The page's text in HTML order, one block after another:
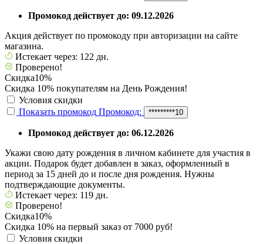
Промокод действует до: 09.12.2026
Акция действует по промокоду при авторизации на сайте
магазина.
Истекает через: 122 дн.
Проверено!
Скидка10%
Скидка 10% покупателям на День Рождения!
Условия скидки
Показать промокод Промокод: *********10
Промокод действует до: 06.12.2026
Укажи свою дату рождения в личном кабинете для участия в
акции. Подарок будет добавлен в заказ, оформленный в
период за 15 дней до и после дня рождения. Нужны
подтверждающие документы.
Истекает через: 119 дн.
Проверено!
Скидка10%
Скидка 10% на первый заказ от 7000 руб!
Условия скидки